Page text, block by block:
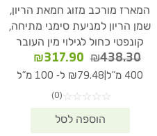
המארז מורכב מזוג חמאת הריון,
שמן הריון למניעת סימני מתיחה,
קונפטי כחול לגילוי מין העובר
₪438.30
המחיר
המקורי
₪438.30.
₪317.90
הנוכחי
400 מ"ל ₪79.48 ל- 100 מ"ל
☆
☆
☆
☆
☆
(0)